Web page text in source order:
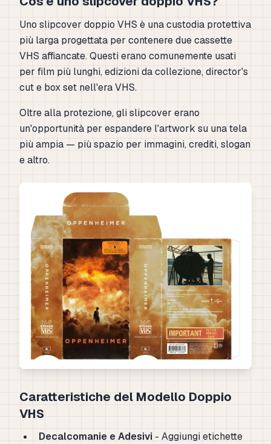
Uno slipcover doppio VHS è una custodia protettiva
più larga progettata per contenere due cassette
VHS affiancate. Questi erano comunemente usati
per film più lunghi, edizioni da collezione, director's
cut e box set nell'era VHS.
Oltre alla protezione, gli slipcover erano
un'opportunità per espandere l'artwork su una tela
più ampia — più spazio per immagini, crediti, slogan
e altro.
Caratteristiche del Modello Doppio
VHS
Decalcomanie e Adesivi - Aggiungi etichette